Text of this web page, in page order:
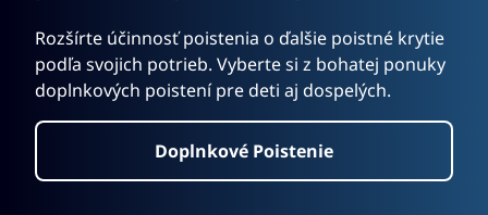
Rozšírte účinnosť poistenia o ďalšie poistné krytie
podľa svojich potrieb. Vyberte si z bohatej ponuky
doplnkových poistení pre deti aj dospelých.
Doplnkové Poistenie